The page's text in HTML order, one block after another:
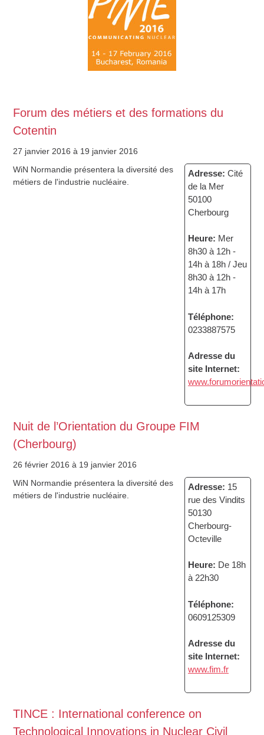
Forum des métiers et des formations du
Cotentin
27 janvier 2016 à 19 janvier 2016
Adresse: Cité
de la Mer
50100
Cherbourg
Heure: Mer
8h30 à 12h -
14h à 18h / Jeu
8h30 à 12h -
14h à 17h
Téléphone:
0233887575
Adresse du
site Internet:
WiN Normandie présentera la diversité des
métiers de l'industrie nucléaire.
Nuit de l’Orientation du Groupe FIM
(Cherbourg)
26 février 2016 à 19 janvier 2016
Adresse: 15
rue des Vindits
50130
Cherbourg-
Octeville
Heure: De 18h
à 22h30
Téléphone:
0609125309
Adresse du
site Internet:
www.fim.fr
WiN Normandie présentera la diversité des
métiers de l'industrie nucléaire.
TINCE : International conference on
Technological Innovations in Nuclear Civil